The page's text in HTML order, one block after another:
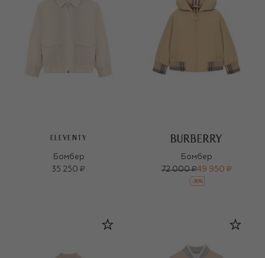
ELEVENTY
Бомбер
35 250 ₽
Бомбер
72 000 ₽49 950 ₽
-30%